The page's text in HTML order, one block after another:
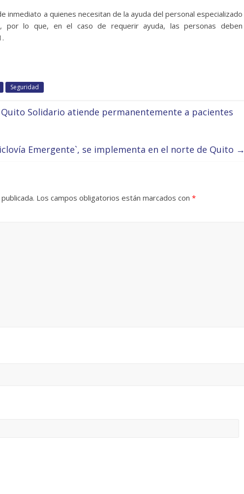
inmediato a quienes necesitan de la ayuda del personal especializado
por lo que, en el caso de requerir ayuda, las personas deben
Seguridad
Solidario atiende permanentemente a pacientes
Emergente`, se implementa en el norte de Quito →
Los campos obligatorios están marcados con *